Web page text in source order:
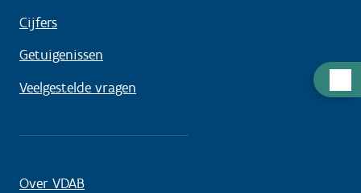
Cijfers
Getuigenissen
Veelgestelde vragen
Over VDAB